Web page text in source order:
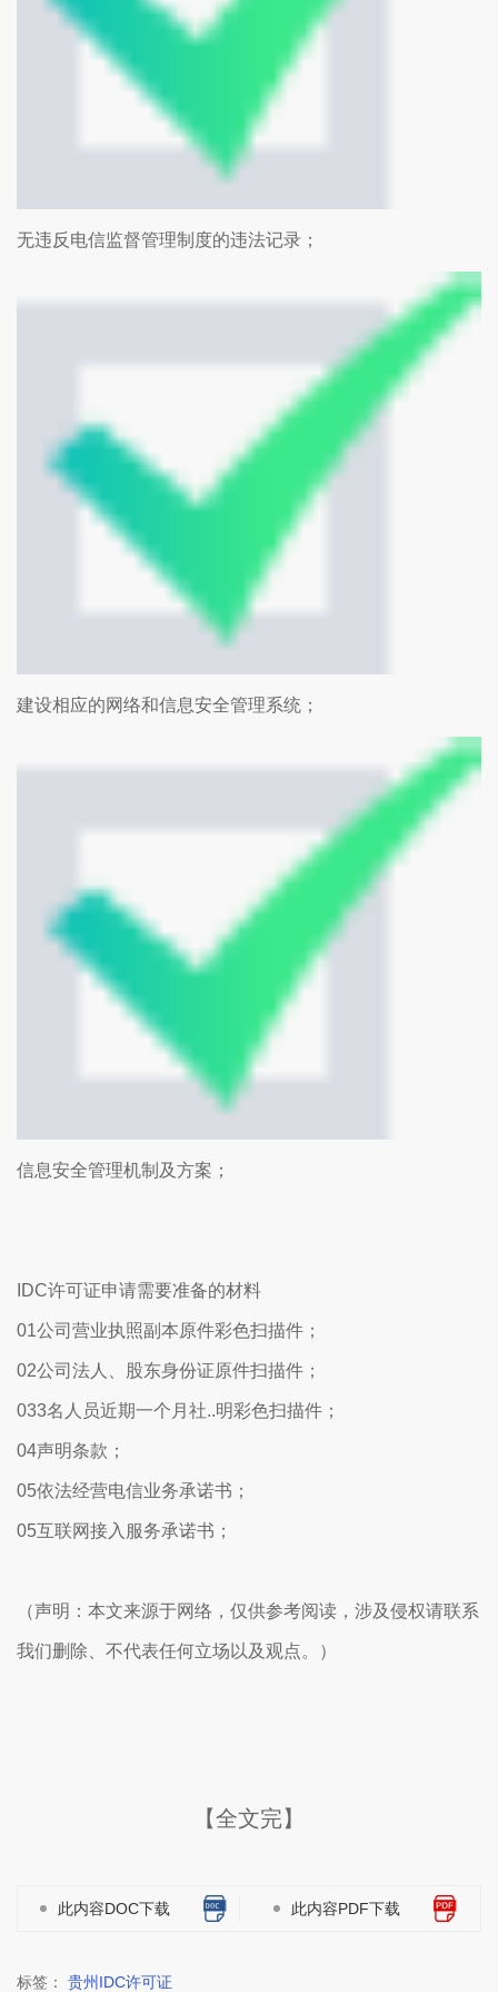
无违反电信监督管理制度的违法记录；
建设相应的网络和信息安全管理系统；
信息安全管理机制及方案；
IDC许可证申请需要准备的材料
01公司营业执照副本原件彩色扫描件；
02公司法人、股东身份证原件扫描件；
033名人员近期一个月社..明彩色扫描件；
04声明条款；
05依法经营电信业务承诺书；
05互联网接入服务承诺书；
（声明：本文来源于网络，仅供参考阅读，涉及侵权请联系
我们删除、不代表任何立场以及观点。）
【全文完】
此内容DOC下载 此内容PDF下载
标签： 贵州IDC许可证